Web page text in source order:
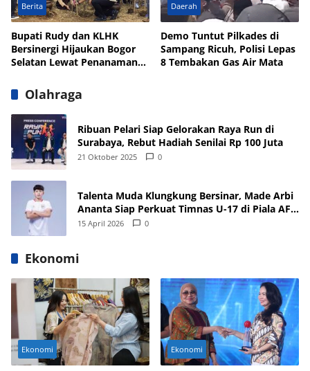
Berita
Bupati Rudy dan KLHK
Bersinergi Hijaukan Bogor
Selatan Lewat Penanaman
Daerah
Demo Tuntut Pilkades di
Sampang Ricuh, Polisi Lepas
8 Tembakan Gas Air Mata
Olahraga
Ribuan Pelari Siap Gelorakan Raya Run di
Surabaya, Rebut Hadiah Senilai Rp 100 Juta
21 Oktober 2025 0
Talenta Muda Klungkung Bersinar, Made Arbi
Ananta Siap Perkuat Timnas U-17 di Piala AFF
dan Asia 2026
15 April 2026 0
Ekonomi
Ekonomi Ekonomi